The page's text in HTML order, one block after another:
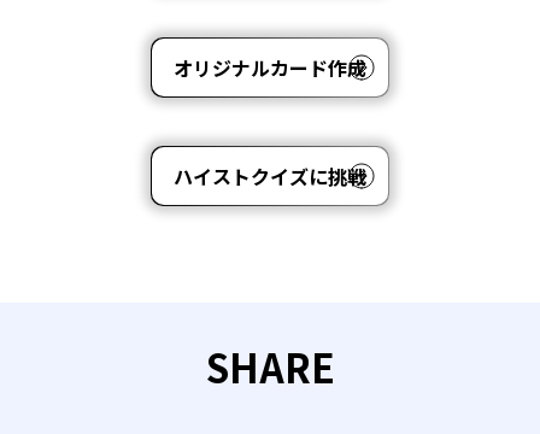
オリジナルカード作成
ハイストクイズに挑戦
SHARE